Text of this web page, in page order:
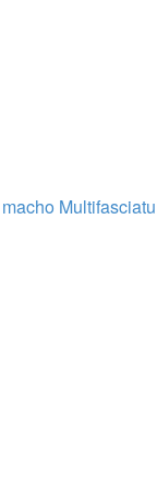
Multifasciatu